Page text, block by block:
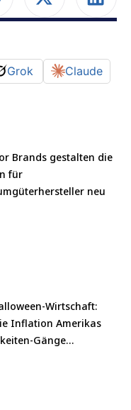
Grok
Claude
Brands gestalten die
für
neu
Wirtschaft:
Inflation Amerikas
Gänge